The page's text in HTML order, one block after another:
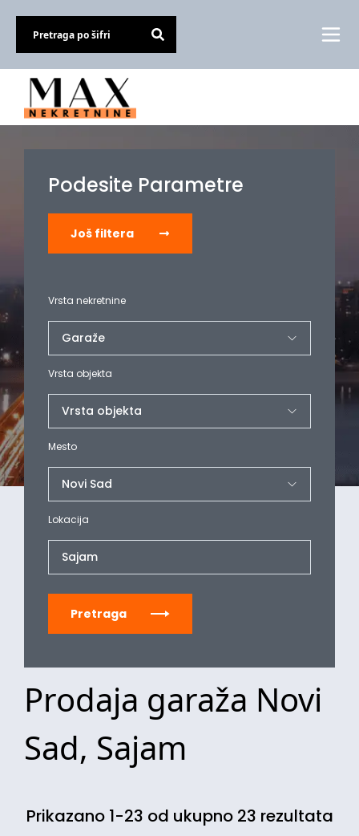
Podesite Parametre
Još filtera
Vrsta nekretnine
Vrsta objekta
Mesto
Lokacija
Sajam
Pretraga
Prodaja garaža Novi
Sad, Sajam
Prikazano 1-23 od ukupno 23 rezultata